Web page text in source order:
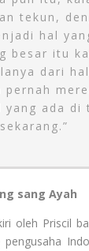
tekun,
hal
besar itu
dari
pernah
yang ada di
sekarang.”
sang Ayah
oleh Priscil